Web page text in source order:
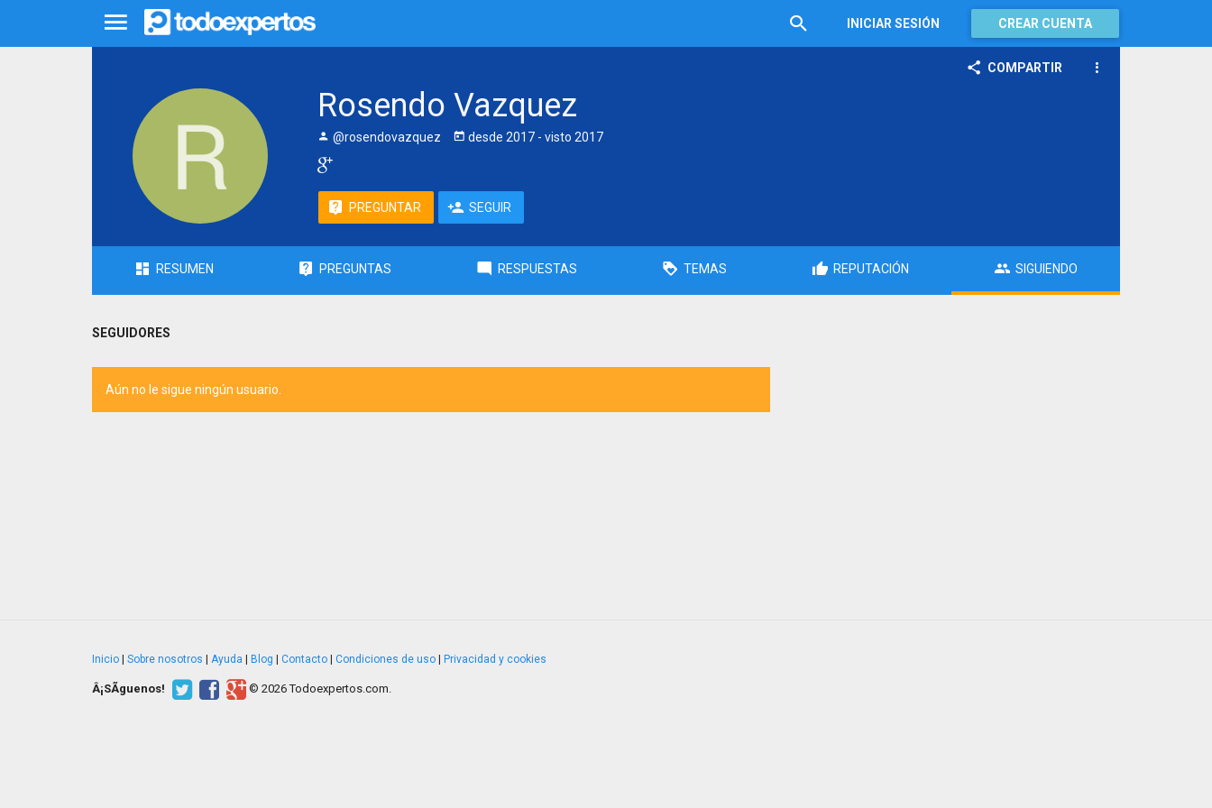
INICIAR SESIÓN CREAR CUENTA
COMPARTIR
Rosendo Vazquez
@rosendovazquez desde 2017 - visto 2017
PREGUNTAR SEGUIR
RESUMEN PREGUNTAS RESPUESTAS TEMAS REPUTACIÓN SIGUIENDO
SEGUIDORES
Aún no le sigue ningún usuario.
Inicio Sobre nosotros Ayuda Blog Contacto Condiciones de uso Privacidad y cookies
Â¡SÃ­guenos! © 2026 Todoexpertos.com.